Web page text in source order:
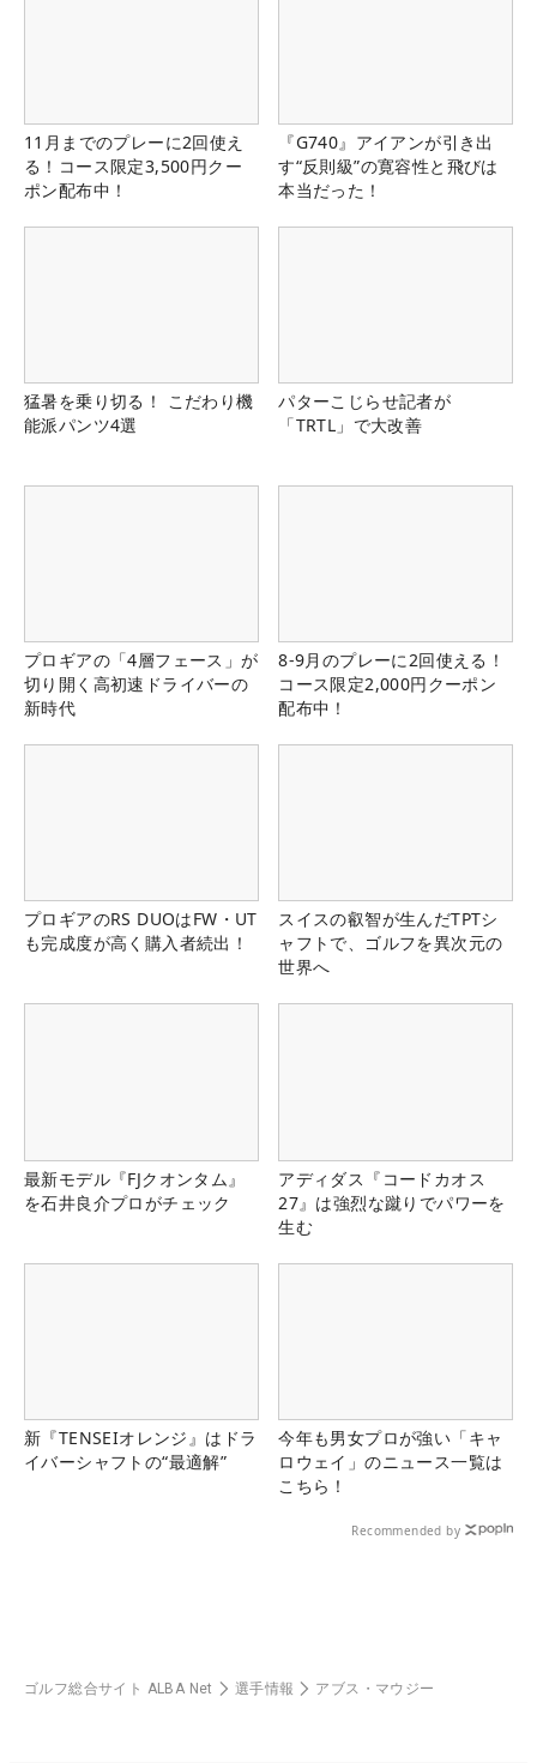
11月までのプレーに2回使え
る！コース限定3,500円クー
ポン配布中！
『G740』アイアンが引き出
す“反則級”の寛容性と飛びは
本当だった！
猛暑を乗り切る！ こだわり機
能派パンツ4選
パターこじらせ記者が
「TRTL」で大改善
プロギアの「4層フェース」が
切り開く高初速ドライバーの
新時代
8-9月のプレーに2回使える！
コース限定2,000円クーポン
配布中！
プロギアのRS DUOはFW・UT
も完成度が高く購入者続出！
スイスの叡智が生んだTPTシ
ャフトで、ゴルフを異次元の
世界へ
最新モデル『FJクオンタム』
を石井良介プロがチェック
アディダス『コードカオス
27』は強烈な蹴りでパワーを
生む
新『TENSEIオレンジ』はドラ
イバーシャフトの“最適解”
今年も男女プロが強い「キャ
ロウェイ」のニュース一覧は
こちら！
Recommended by
ゴルフ総合サイト ALBA Net 選手情報 アブス・マウジー